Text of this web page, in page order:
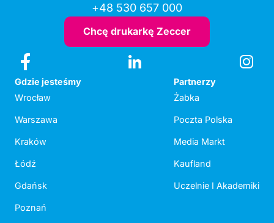
+48 530 657 000
Chcę drukarkę Zeccer
Gdzie jesteśmy
Wrocław
Warszawa
Kraków
Łódź
Gdańsk
Poznań
Partnerzy
Żabka
Poczta Polska
Media Markt
Kaufland
Uczelnie I Akademiki